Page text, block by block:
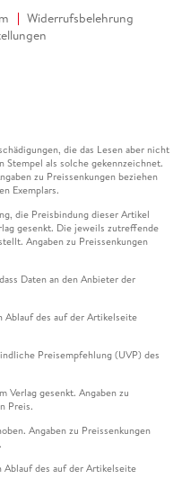
Widerrufsbelehrung
die das Lesen aber nicht
Stempel als solche gekennzeichnet.
zu Preissenkungen beziehen
Exemplars.
die Preisbindung dieser Artikel
gesenkt. Die jeweils zutreffende
Angaben zu Preissenkungen
Daten an den Anbieter der
Ablauf des auf der Artikelseite
Preisempfehlung (UVP) des
Verlag gesenkt. Angaben zu
Preis.
Angaben zu Preissenkungen
Ablauf des auf der Artikelseite